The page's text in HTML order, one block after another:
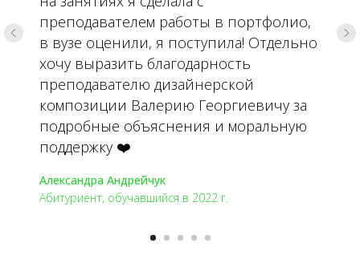
преподавателем работы в портфолио,
в вузе оценили, я поступила! Отдельно
хочу выразить благодарность
преподавателю дизайнерской
композиции Валерию Георгиевичу за
подробные объяснения и моральную
поддержку ❤️
Александра Андрейчук
Абитуриент, обучавшийся в 2022 г.